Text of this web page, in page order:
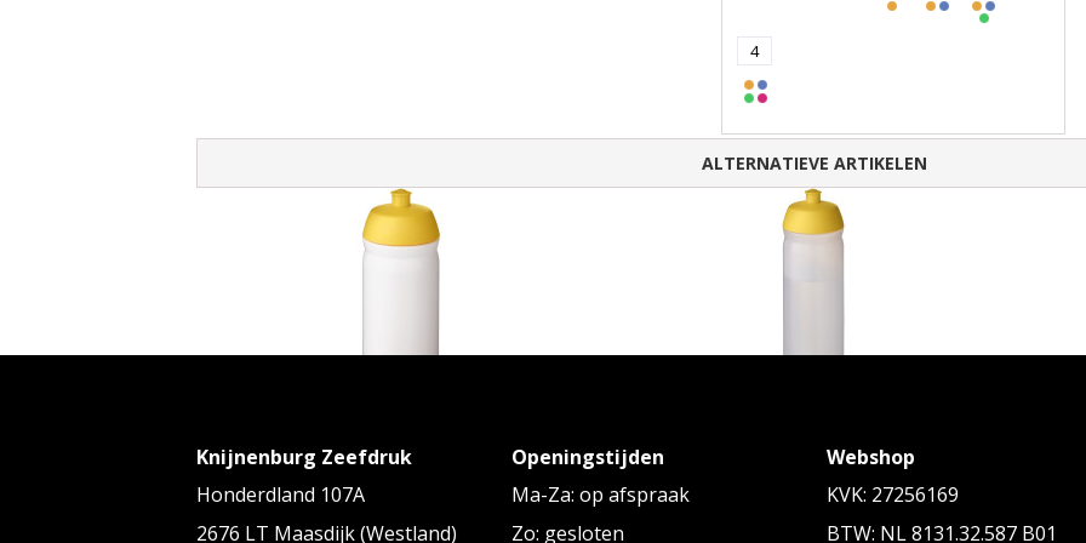
4
ALTERNATIEVE ARTIKELEN
Vanaf€ 2,26 tot € 4,06 p/st
Knijnenburg Zeefdruk
Honderdland 107A
2676 LT Maasdijk (Westland)
Openingstijden
Ma-Za: op afspraak
Zo: gesloten
Webshop
KVK: 27256169
BTW: NL 8131.32.587 B01